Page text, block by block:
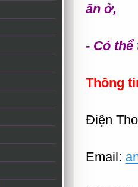
ăn ở,
- Có
Thông
Điện
Email: